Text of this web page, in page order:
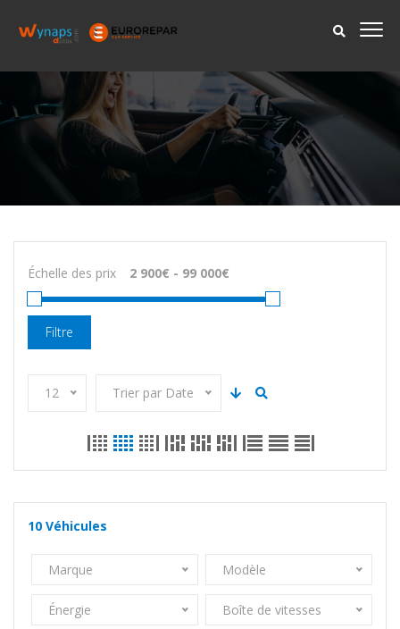
Échelle des prix
Filtre
12 Trier par Date
10 Véhicules
Marque Modèle
Énergie Boîte de vitesses